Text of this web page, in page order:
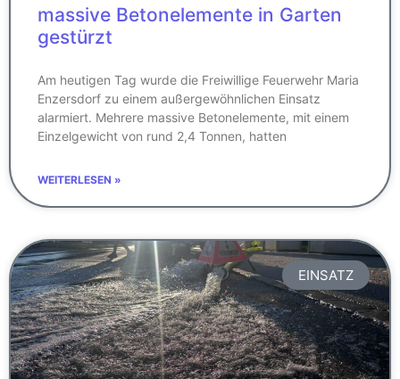
massive Betonelemente in Garten
gestürzt
Am heutigen Tag wurde die Freiwillige Feuerwehr Maria
Enzersdorf zu einem außergewöhnlichen Einsatz
alarmiert. Mehrere massive Betonelemente, mit einem
Einzelgewicht von rund 2,4 Tonnen, hatten
WEITERLESEN »
EINSATZ